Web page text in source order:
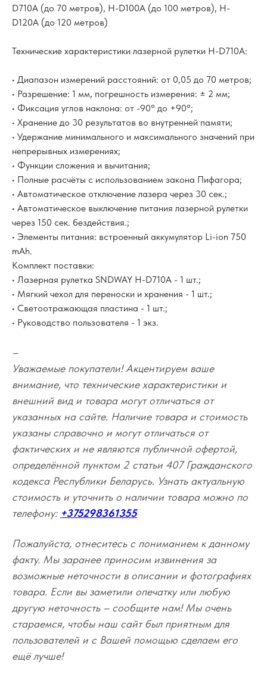
D710A (до 70 метров), H-D100A (до 100 метров), H-
D120A (до 120 метров)
Технические характеристики лазерной рулетки H-D710A:
• Диапазон измерений расстояний: от 0,05 до 70 метров;
• Разрешение: 1 мм, погрешность измерения: ± 2 мм;
• Фиксация углов наклона: от -90° до +90°;
• Хранение до 30 результатов во внутренней памяти;
• Удержание минимального и максимального значений при
непрерывных измерениях;
• Функции сложения и вычитания;
• Полные расчёты с использованием закона Пифагора;
• Автоматическое отключение лазера через 30 сек.;
• Автоматическое выключение питания лазерной рулетки
через 150 сек. бездействия.;
• Элементы питания: встроенный аккумулятор Li-ion 750
mAh.
Комплект поставки:
• Лазерная рулетка SNDWAY H-D710A - 1 шт.;
• Мягкий чехол для переноски и хранения - 1 шт.;
• Светоотражающая пластина - 1 шт.;
• Руководство пользователя - 1 экз.
–
Уважаемые покупатели! Акцентируем ваше
внимание, что технические характеристики и
внешний вид и товара могут отличаться от
указанных на сайте. Наличие товара и стоимость
указаны справочно и могут отличаться от
фактических и не являются публичной офертой,
определённой пунктом 2 статьи 407 Гражданского
кодекса Республики Беларусь. Узнать актуальную
стоимость и уточнить о наличии товара можно по
телефону: +375298361355
Пожалуйста, отнеситесь с пониманием к данному
факту. Мы заранее приносим извинения за
возможные неточности в описании и фотографиях
товара. Если вы заметили опечатку или любую
другую неточность – сообщите нам! Мы очень
стараемся, чтобы наш сайт был приятным для
пользователей и с Вашей помощью сделаем его
ещё лучше!